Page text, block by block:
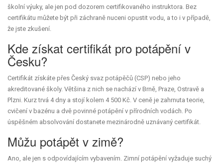
školní výuky, ale jen pod dozorem certifikovaného instruktora. Bez
certifikátu můžete být při záchraně nuceni opustit vodu, a to i v případě,
že jste zkušení.
Kde získat certifikát pro potápění v
Česku?
Certifikát získáte přes Český svaz potápěčů (CSP) nebo jeho
akreditované školy. Většina z nich se nachází v Brně, Praze, Ostravě a
Plzni. Kurz trvá 4 dny a stojí kolem 4 500 Kč. V ceně je zahrnuta teorie,
cvičení v bazénu a dvě povinné potápění v přírodních vodách. Po
úspěšném absolvování dostanete mezinárodně uznávaný certifikát.
Můžu potápět v zimě?
Ano, ale jen s odpovídajícím vybavením. Zimní potápění vyžaduje suchý